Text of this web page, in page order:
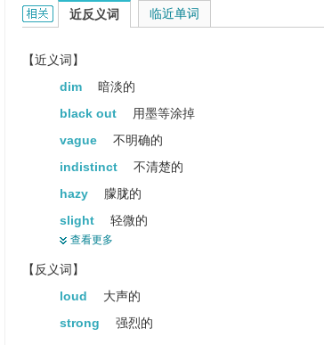
faint的相关资料：
近反义词
【近义词】
dim
暗淡的
black out
用墨等涂掉
vague
不明确的
indistinct
不清楚的
hazy
朦胧的
slight
轻微的
giddy
眼花的
loss of consciousness
collapse
（使）倒塌
lose consciousness
查看更多
【反义词】
loud
大声的
strong
强烈的
临近单词